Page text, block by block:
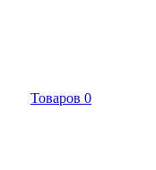
Товаров 0